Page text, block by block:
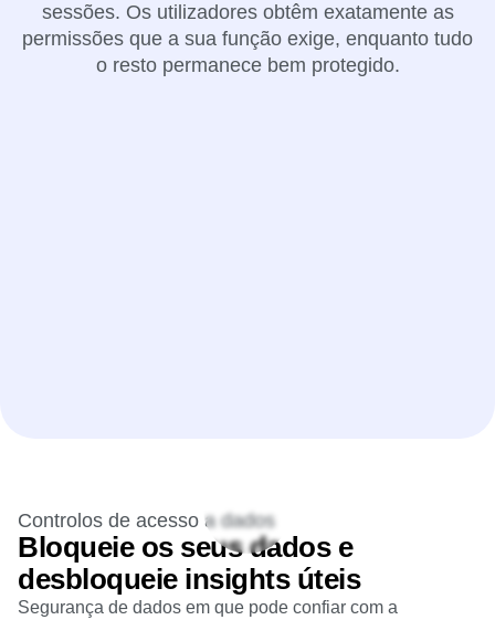
sessões. Os utilizadores obtêm exatamente as
permissões que a sua função exige, enquanto tudo
o resto permanece bem protegido.
Controlos de acesso a dados
Bloqueie os seus dados e
desbloqueie insights úteis
Segurança de dados em que pode confiar com a